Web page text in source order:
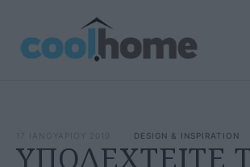
17 ΙΑΝΟΥΑΡΙΟΥ 2019 DESIGN & INSPIRATION
ΥΠΟΔΕΧΤΕΙΤΕ